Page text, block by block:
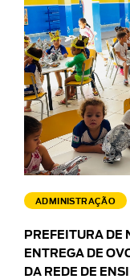
ADMINISTRAÇÃO
PREFEITURA DE
ENTREGA DE
DA REDE DE